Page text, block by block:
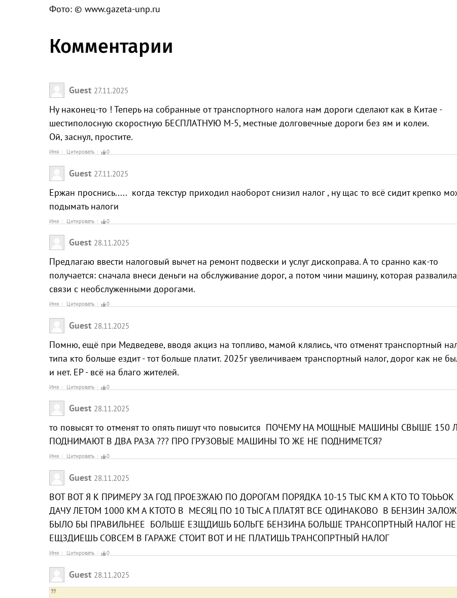
Фото: © www.gazeta-unp.ru
Комментарии
Guest 27.11.2025
Ну наконец-то ! Теперь на собранные от транспортного налога нам дороги сделают как в Китае -
шестиполосную скоростную БЕСПЛАТНУЮ М-5, местные долговечные дороги без ям и колеи.
Ой, заснул, простите.
Имя Цитировать 0
Guest 27.11.2025
Ержан проснись..... когда текстур приходил наоборот снизил налог , ну щас то всё сидит крепко
подымать налоги
Имя Цитировать 0
Guest 28.11.2025
Предлагаю ввести налоговый вычет на ремонт подвески и услуг дископрава. А то сранно как-то
получается: сначала внеси деньги на обслуживание дорог, а потом чини машину, которая
связи с необслуженными дорогами.
Имя Цитировать 0
Guest 28.11.2025
Помню, ещё при Медведеве, вводя акциз на топливо, мамой клялись, что отменят транспортный
типа кто больше ездит - тот больше платит. 2025г увеличиваем транспортный налог, дорог как не
и нет. ЕР - всё на благо жителей.
Имя Цитировать 0
Guest 28.11.2025
то повысят то отменят то опять пишут что повысится ПОЧЕМУ НА МОЩНЫЕ МАШИНЫ СВЫШЕ 150
ПОДНИМАЮТ В ДВА РАЗА ??? ПРО ГРУЗОВЫЕ МАШИНЫ ТО ЖЕ НЕ ПОДНИМЕТСЯ?
Имя Цитировать 0
Guest 28.11.2025
ВОТ ВОТ Я К ПРИМЕРУ ЗА ГОД ПРОЕЗЖАЮ ПО ДОРОГАМ ПОРЯДКА 10-15 ТЫС КМ А КТО ТО ТОЬЬОК
ДАЧУ ЛЕТОМ 1000 КМ А КТОТО В МЕСЯЦ ПО 10 ТЫС А ПЛАТЯТ ВСЕ ОДИНАКОВО В БЕНЗИН
БЫЛО БЫ ПРАВИЛЬНЕЕ БОЛЬШЕ ЕЗЩДИШЬ БОЛЬГЕ БЕНЗИНА БОЛЬШЕ ТРАНСОПРТНЫЙ НАЛОГ НЕ
ЕЩЗДИЕШЬ СОВСЕМ В ГАРАЖЕ СТОИТ ВОТ И НЕ ПЛАТИШЬ ТРАНСОПРТНЫЙ НАЛОГ
Имя Цитировать 0
Guest 28.11.2025